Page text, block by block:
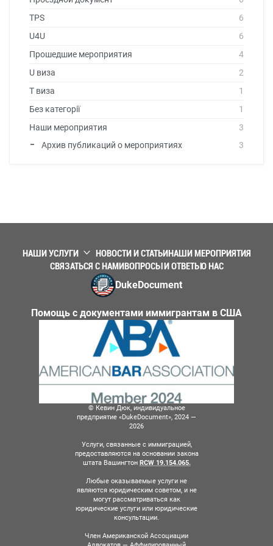
TPS
6
U4U
6
Прошедшие мероприятия
4
U виза
2
T виза
1
Без категорії
1
Наши мероприятия
3
Архив публикаций о мероприятиях
3
НАШИ УСЛУГИ НОВОСТИ И СТАТЬИНАШИ МЕРОПРИЯТИЯ
СВЯЗАТЬСЯ С НАМИВОПРОСЫ И ОТВЕТЫО НАС
DukeDocument
Помощь с документами иммигрантам в США
© Кевин Дюк, индивидуальное
предприятие «DukeDocument», 2024 —
2026
Услуги, связанные с иммиграцией,
предоставляются на основании закона
штата Вашингтон RCW 19.154.065.
Любые оказываемые услуги не
являются юридическим советом, и не
могут рассматриваться как
юридические услуги или юридические
консультации.
Член Американской Ассоциации